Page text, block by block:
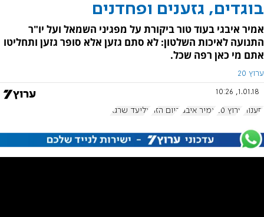
בוגדים, גזענים ופחדנים
אמיר איבגי בעוד טור ביקורת על מפגיני השמאל ועל יו"ר
התנועה לאיכות השלטון: לא סתם גזען אלא סופר גזען ותחליטו
אתם מי כאן רפה שכל.
ערוץ 20
1.01.18, 10:26
גזענות ערוץ 20 אמיר איבגי היום הזה אליעד שרגא